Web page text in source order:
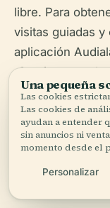
libre. Para
visitas guiadas
aplicación
¡Comience a
experimente el
Castle Park!
Una pequeña
Las cookies
Las cookies de
ayudan a entender
sin anuncios ni
momento desde el
Personalizar